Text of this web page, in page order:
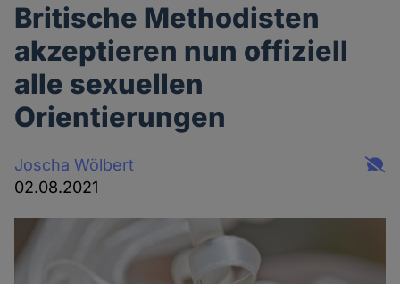
Britische Methodisten
akzeptieren nun offiziell
alle sexuellen
Orientierungen
Joscha Wölbert
02.08.2021